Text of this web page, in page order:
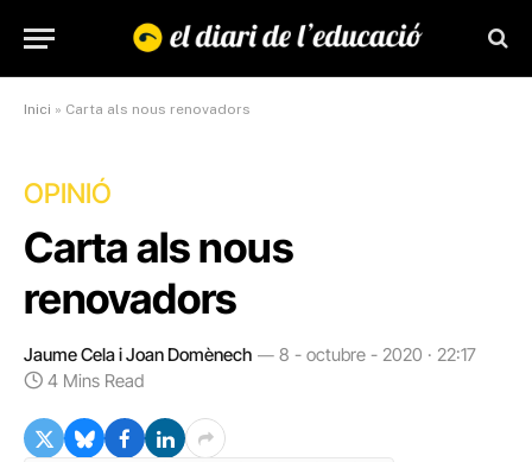
Inici » Carta als nous renovadors
OPINIÓ
Carta als nous
renovadors
Jaume Cela i Joan Domènech
8 - octubre - 2020 · 22:17
4 Mins Read